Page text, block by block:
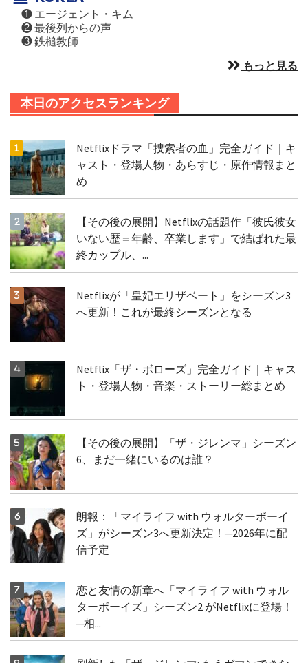
❶ エージェント・キム
❷ 最後列からの声
❸ 鉄槌教師
もっと見る
本日のアクセスランキング
Netflixドラマ「捜索者の血」完全ガイド｜キ
ャスト・登場人物・あらすじ・原作情報まと
め
【その後の展開】Netflixの話題作「彼氏彼女
いない歴＝年齢、卒業します」で結ばれた最
終カップル、...
Netflixが「皇妃エリザベート」をシーズン3
へ更新！これが最終シーズンとなる
Netflix「ザ・ボローズ」完全ガイド｜キャス
ト・登場人物・音楽・ストーリー総まとめ
【その後の展開】「ザ・ジレンマ」シーズン
6、まだ一緒にいるのは誰？
朗報：「マイライフ with ウォルターボーイ
ズ」がシーズン3へ更新決定！─2026年に配
信予定
恋と友情の新章へ「マイライフ with ウォル
ターボーイズ」シーズン2 がNetflixに登場！
─相...